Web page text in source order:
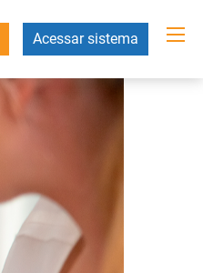
Acessar sistema